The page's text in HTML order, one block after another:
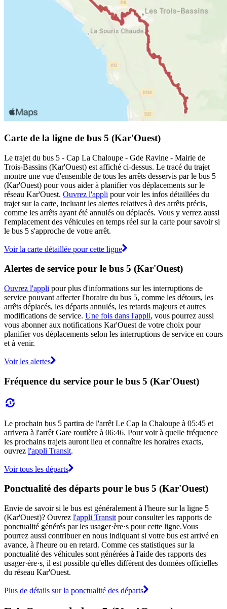
Carte de la ligne de bus 5 (Kar'Ouest)
Le trajet du bus 5 - Cap La Chaloupe - Gde Ravine - Mairie de
Trois-Bassins (Kar'Ouest) est affiché ci-dessus. Le tracé du trajet
montre une vue d'ensemble de tous les arrêts desservis par le bus 5
(Kar'Ouest) pour vous aider à planifier vos déplacements sur le
réseau Kar'Ouest. Ouvrez l'appli pour voir les infos détaillées du
trajet sur la carte, incluant les alertes relatives à des arrêts précis,
comme les arrêts ayant été annulés ou déplacés. Vous y verrez aussi
l'emplacement des véhicules en temps réel sur la carte pour savoir si
le bus 5 s'approche de votre arrêt.
Voir la carte détaillée pour cette ligne
Alertes de service pour le bus 5 (Kar'Ouest)
Ouvrez l'appli pour plus d'informations sur les interruptions de
service pouvant affecter l'horaire du bus 5, comme les détours, les
arrêts déplacés, les départs annulés, les retards majeurs et autres
modifications de service. Une fois dans l'appli, vous pourrez aussi
vous abonner aux notifications Kar'Ouest de votre choix pour
planifier vos déplacements selon les interruptions de service en cours
et à venir.
Voir les alertes
Fréquence du service pour le bus 5 (Kar'Ouest)
Le prochain bus 5 partira de l'arrêt Le Cap la Chaloupe à 05:45 et
arrivera à l'arrêt Gare routière à 06:46. Pour voir à quelle fréquence
les prochains trajets auront lieu et connaître les horaires exacts,
ouvrez l'appli Transit.
Voir tous les départs
Ponctualité des départs pour le bus 5 (Kar'Ouest)
Envie de savoir si le bus est généralement à l'heure sur la ligne 5
(Kar'Ouest)? Ouvrez l'appli Transit pour consulter les rapports de
ponctualité générés par les usager·ère·s pour cette ligne.Vous
pourrez aussi contribuer en nous indiquant si votre bus est arrivé en
avance, à l'heure ou en retard. Comme ces statistiques sur la
ponctualité des véhicules sont générées à l'aide des rapports des
usager·ère·s, il est possible qu'elles diffèrent des données officielles
du réseau Kar'Ouest.
Plus de détails sur la ponctualité des départs